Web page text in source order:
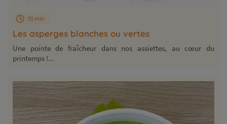
Les asperges blanches ou vertes
35 min
Une pointe de fraîcheur dans nos assiettes, au cœur du
printemps !...